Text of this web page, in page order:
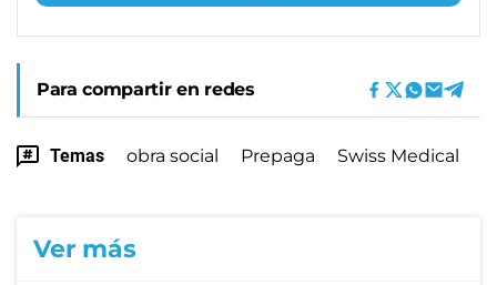
Para compartir en redes
Temas obra social Prepaga Swiss Medical
Ver más